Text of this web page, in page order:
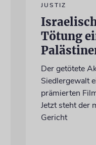
JUSTIZ
Tötung
Der getötete
Siedlergewalt
prämierten
Jetzt steht der
Gericht